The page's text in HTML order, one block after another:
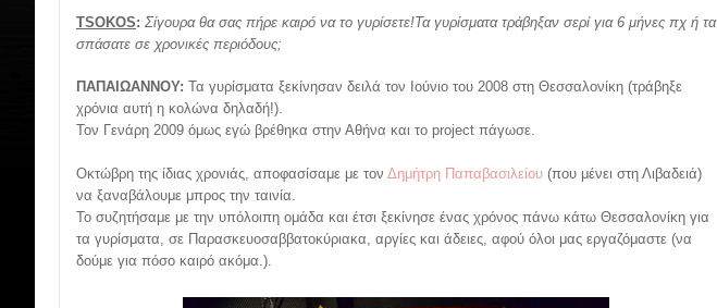
TSOKOS: Σίγουρα θα σας πήρε καιρό να το γυρίσετε!Τα γυρίσματα τράβηξαν σερί για 6 μήνες πχ ή τα
σπάσατε σε χρονικές περιόδους;
ΠΑΠΑΙΩΑΝΝΟΥ: Τα γυρίσματα ξεκίνησαν δειλά τον Ιούνιο του 2008 στη Θεσσαλονίκη (τράβηξε
χρόνια αυτή η κολώνα δηλαδή!).
Τον Γενάρη 2009 όμως εγώ βρέθηκα στην Αθήνα και το project πάγωσε.
Οκτώβρη της ίδιας χρονιάς, αποφασίσαμε με τον Δημήτρη Παπαβασιλείου (που μένει στη Λιβαδειά)
να ξαναβάλουμε μπρος την ταινία.
Το συζητήσαμε με την υπόλοιπη ομάδα και έτσι ξεκίνησε ένας χρόνος πάνω κάτω Θεσσαλονίκη για
τα γυρίσματα, σε Παρασκευοσαββατοκύριακα, αργίες και άδειες, αφού όλοι μας εργαζόμαστε (να
δούμε για πόσο καιρό ακόμα.).